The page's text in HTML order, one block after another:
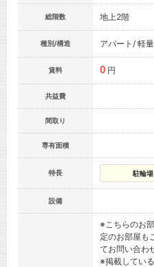
総階数 地上2階
種別/構造 アパート/ 軽
賃料 0 円
共益費
間取り
専有面積
特長 駐輪場
設備
※こちらのお
定のお部屋も
てお問い合わ
※掲載してい